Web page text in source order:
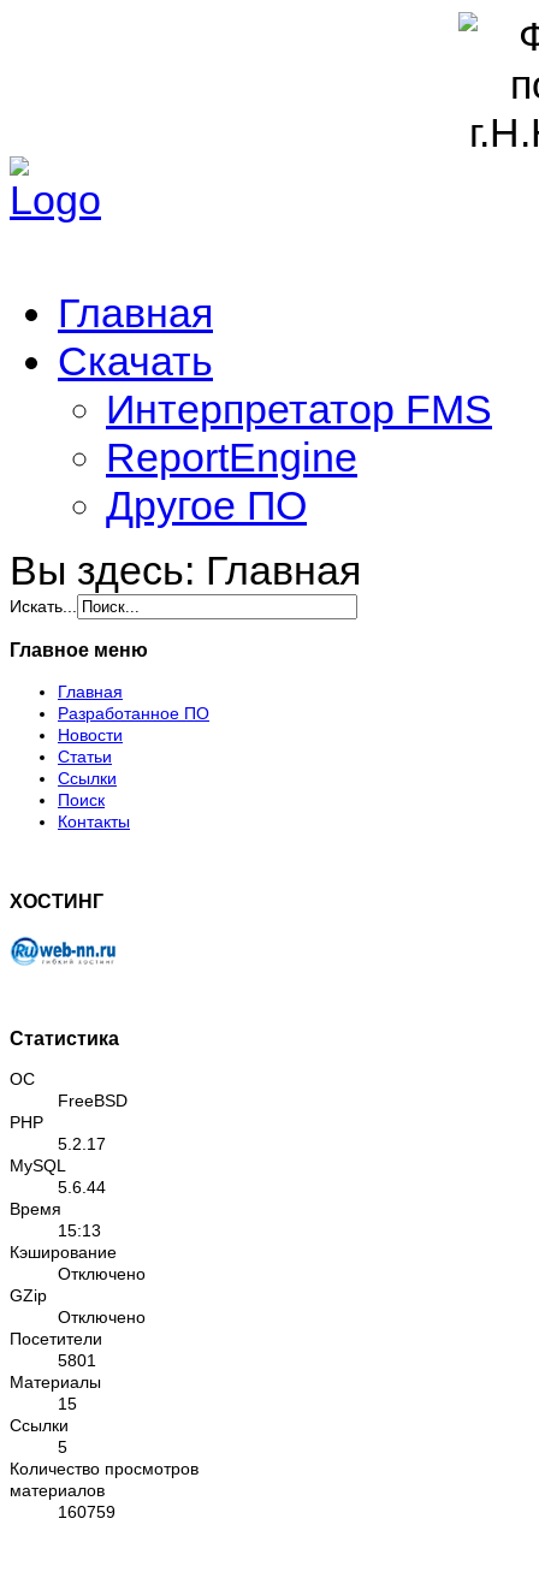
Главная
Скачать
Интерпретатор FMS
ReportEngine
Другое ПО
Вы здесь: Главная
Искать...
Главное меню
Главная
Разработанное ПО
Новости
Статьи
Ссылки
Поиск
Контакты
ХОСТИНГ
Статистика
ОС
FreeBSD
PHP
5.2.17
MySQL
5.6.44
Время
15:13
Кэширование
Отключено
GZip
Отключено
Посетители
5801
Материалы
15
Cсылки
5
Количество просмотров
материалов
160759